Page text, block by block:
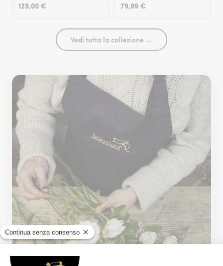
129,00 € 79,99 €
Vedi tutta la collezione →